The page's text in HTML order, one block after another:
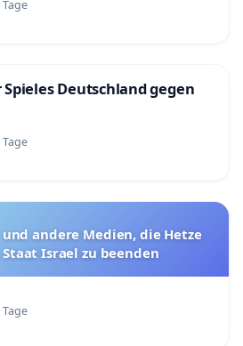
Deutschland gegen
andere Medien, die Hetze
Israel zu beenden